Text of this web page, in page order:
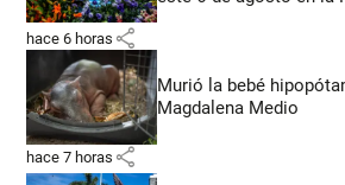
hace 6 horas share
Murió la bebé
Magdalena Medio
hace 7 horas share